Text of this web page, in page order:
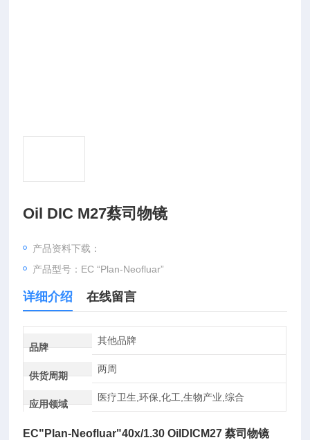
Oil DIC M27蔡司物镜
产品资料下载：
产品型号：EC “Plan-Neofluar”
详细介绍 在线留言
品牌
其他品牌
供货周期
两周
应用领域
医疗卫生,环保,化工,生物产业,综合
EC"Plan-Neofluar"40x/1.30 OilDICM27 蔡司物镜